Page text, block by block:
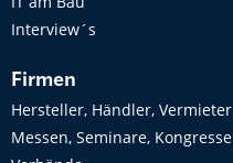
Interview´s
Firmen
Hersteller, Händler, Vermieter
Messen, Seminare, Kongresse